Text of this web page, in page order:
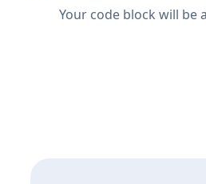
Your code block will be